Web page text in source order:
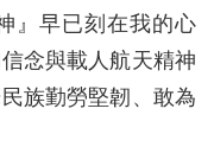
』早已刻在我的心
念與載人航天精神
族勤勞堅韌、敢為